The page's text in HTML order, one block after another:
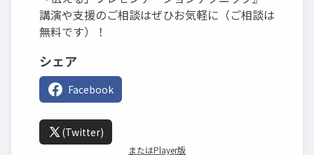
講演や支援のご相談はぜひお気軽に（ご相談は
無料です）！
シェア
Facebook
(Twitter)
またはPlayer版